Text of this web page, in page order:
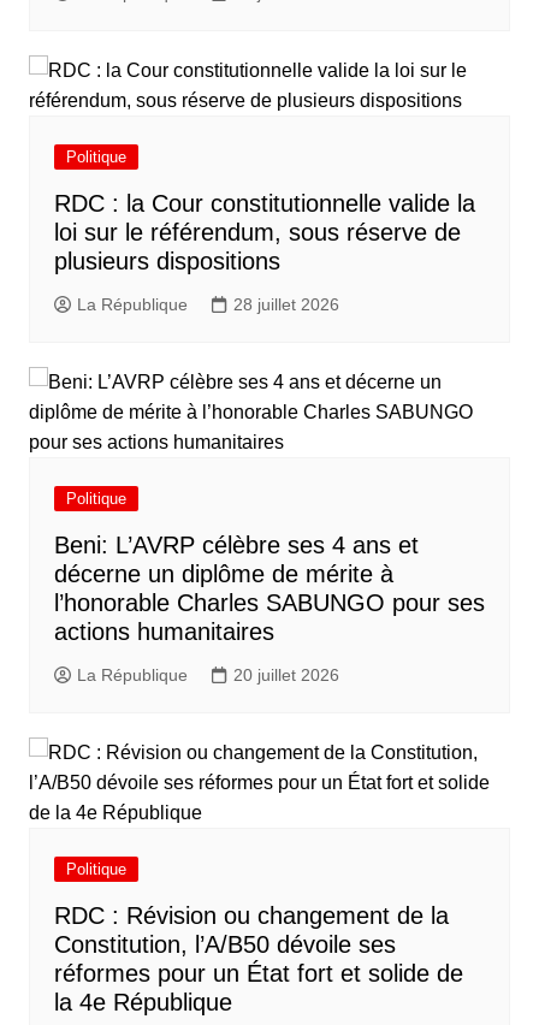
Politique
RDC : la Cour constitutionnelle valide la
loi sur le référendum, sous réserve de
plusieurs dispositions
La République 28 juillet 2026
Politique
Beni: L’AVRP célèbre ses 4 ans et
décerne un diplôme de mérite à
l’honorable Charles SABUNGO pour ses
actions humanitaires
La République 20 juillet 2026
Politique
RDC : Révision ou changement de la
Constitution, l’A/B50 dévoile ses
réformes pour un État fort et solide de
la 4e République